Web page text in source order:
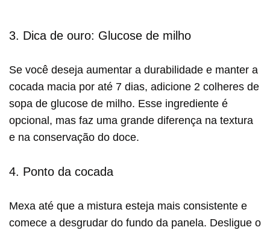
3. Dica de ouro: Glucose de milho
Se você deseja aumentar a durabilidade e manter a
cocada macia por até 7 dias, adicione 2 colheres de
sopa de glucose de milho. Esse ingrediente é
opcional, mas faz uma grande diferença na textura
e na conservação do doce.
4. Ponto da cocada
Mexa até que a mistura esteja mais consistente e
comece a desgrudar do fundo da panela. Desligue o